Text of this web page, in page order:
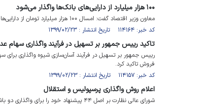
۱۰۰ هزار میلیارد از دارایی‌های بانک‌ها واگذار می‌شود
معاون وزیر اقتصاد گفت: امسال ۱۰۰ هزار میلیارد تومان از دارایی‌ها و سهام بانک‌ها در شرکت‌های زیرمجموعه واگذار می‌شود.
کد خبر: ۱۱۴۱۶۴ تاریخ انتشار : ۱۳۹۹/۰۲/۲۳
تاکید رییس جمهور بر تسهیل در فرآیند واگذاری سهام
رییس جمهور بر تسهیل در فرآیند آسان‌سازی شیوه واگذاری برای
فروش تاکید کرد.
کد خبر: ۱۱۴۱۵۷ تاریخ انتشار : ۱۳۹۹/۰۲/۲۳
اعلام روش واگذاری پرسپولیس و استقلال
شورای عالی نظارت بر اصل ۴۴ پیشنهاد خود را برای واگذاری دو باشگاه استقلال و پرسپولیس را اعلام کرد.